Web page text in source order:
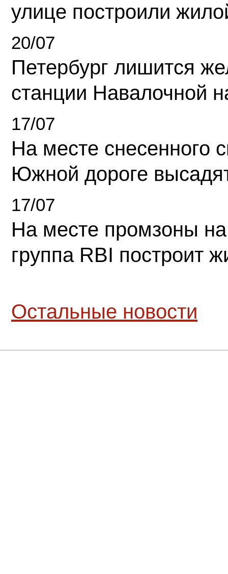
улице построили
20/07
Петербург лишится
станции Навалочной
17/07
На месте снесенного
Южной дороге
17/07
На месте промзоны
группа RBI построит
Остальные новости